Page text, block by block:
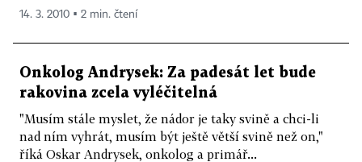
to podle vás odpovídající počet?
zeměmi, které jsou na vysoké úrovni, u nás
provádíme spíše méně klinických studií. Na
velkých univerzitách ve světě mají celá patra, kde
se vědci věnují klinickým studiím. To u nás není.
14. 3. 2010 ▪ 2 min. čtení
Onkolog Andrysek: Za padesát let bude
rakovina zcela vyléčitelná
"Musím stále myslet, že nádor je taky svině a chci-li
nad ním vyhrát, musím být ještě větší svině než on,"
říká Oskar Andrysek, onkolog a primář...